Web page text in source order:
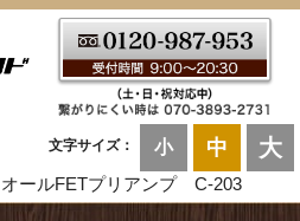
文字サイズ： 小 中 大
ールFETプリアンプ C-203